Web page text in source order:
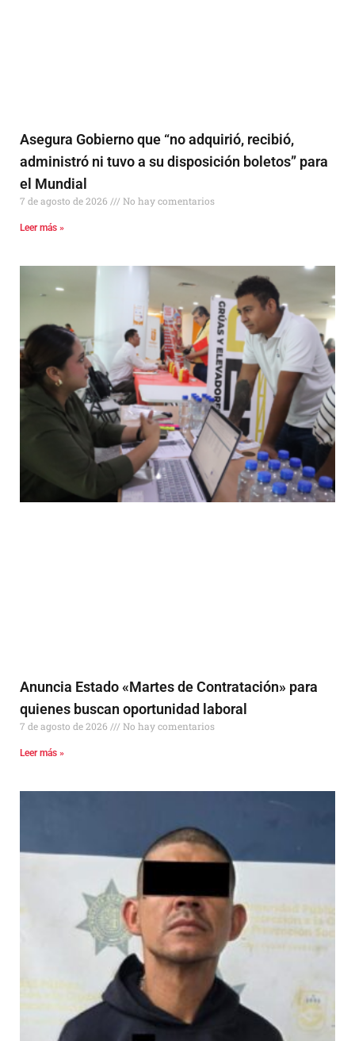
Asegura Gobierno que “no adquirió, recibió,
administró ni tuvo a su disposición boletos” para
el Mundial
7 de agosto de 2026 No hay comentarios
Leer más »
Anuncia Estado «Martes de Contratación» para
quienes buscan oportunidad laboral
7 de agosto de 2026 No hay comentarios
Leer más »